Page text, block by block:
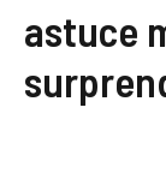
astuce